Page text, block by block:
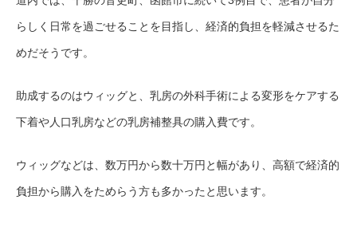
らしく日常を過ごせることを目指し、経済的負担を軽減させるた
めだそうです。
助成するのはウィッグと、乳房の外科手術による変形をケアする
下着や人口乳房などの乳房補整具の購入費です。
ウィッグなどは、数万円から数十万円と幅があり、高額で経済的
負担から購入をためらう方も多かったと思います。